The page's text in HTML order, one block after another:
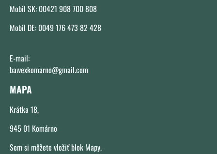
Mobil SK: 00421 908 700 808
Mobil DE: 0049 176 473 82 428
E-mail:
bawexkomarno@gmail.com
MAPA
Krátka 18,
945 01 Komárno
Sem si môžete vložiť blok Mapy.